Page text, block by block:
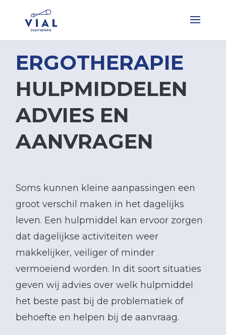
ERGOTHERAPIE
HULPMIDDELEN
ADVIES EN
AANVRAGEN
Soms kunnen kleine aanpassingen een
groot verschil maken in het dagelijks
leven. Een hulpmiddel kan ervoor zorgen
dat dagelijkse activiteiten weer
makkelijker, veiliger of minder
vermoeiend worden. In dit soort situaties
geven wij advies over welk hulpmiddel
het beste past bij de problematiek of
behoefte en helpen bij de aanvraag.